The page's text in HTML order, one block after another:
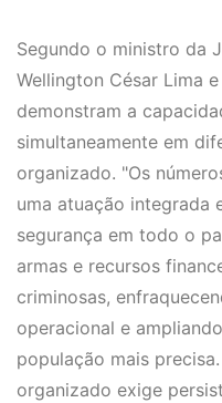
Segundo o ministro da
Wellington César Lima
demonstram a
simultaneamente em
organizado. "Os
uma atuação integrada
segurança em todo o
armas e recursos
criminosas,
operacional e
população mais
organizado exige